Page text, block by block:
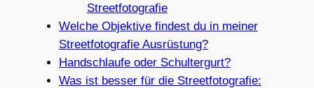
Streetfotografie
Welche Objektive findest du in meiner
Streetfotografie Ausrüstung?
Handschlaufe oder Schultergurt?
Was ist besser für die Streetfotografie: